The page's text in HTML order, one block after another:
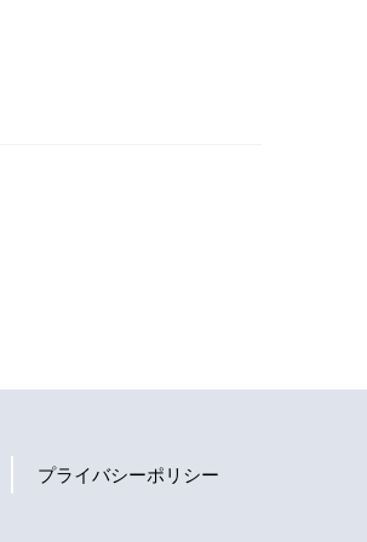
プライバシーポリシー